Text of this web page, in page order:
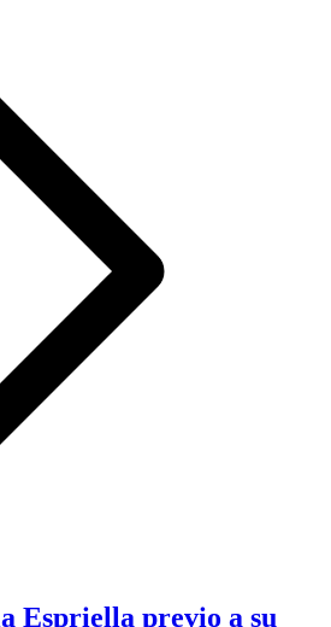
Espriella previo a su